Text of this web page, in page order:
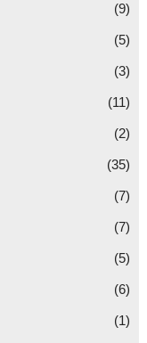
(9)
(5)
(3)
(11)
(2)
(35)
(7)
(7)
(5)
(6)
(1)